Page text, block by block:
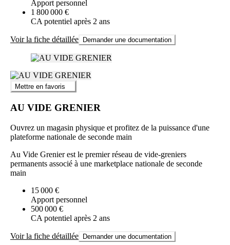
Apport personnel
1 800 000 €
CA potentiel après 2 ans
Voir la fiche détaillée Demander une documentation
Mettre en favoris
AU VIDE GRENIER
Ouvrez un magasin physique et profitez de la puissance d'une
plateforme nationale de seconde main
Au Vide Grenier est le premier réseau de vide-greniers
permanents associé à une marketplace nationale de seconde
main
15 000 €
Apport personnel
500 000 €
CA potentiel après 2 ans
Voir la fiche détaillée Demander une documentation